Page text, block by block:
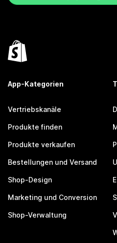
App-Kategorien
Vertriebskanäle
Produkte finden
Produkte verkaufen
Bestellungen und Versand
Shop-Design
Marketing und Conversion
Shop-Verwaltung